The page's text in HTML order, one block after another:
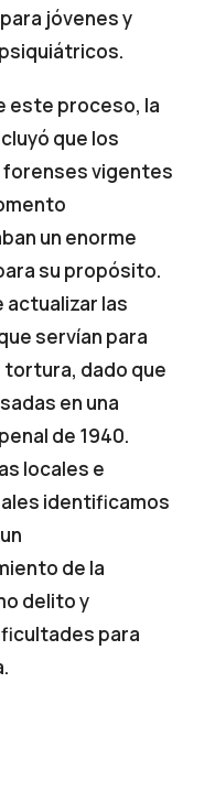
jóvenes y
este proceso, la
que los
vigentes
un enorme
su propósito.
actualizar las
servían para
dado que
en una
de 1940.
locales e
identificamos
de la
delito y
para